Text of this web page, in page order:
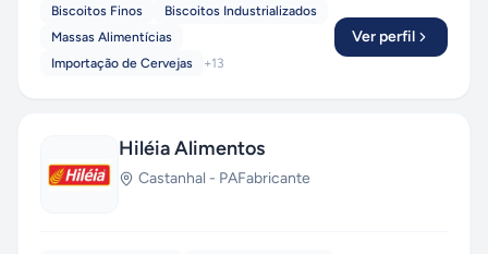
Biscoitos Finos
Biscoitos Industrializados
Massas Alimentícias
Importação de Cervejas
+13
Ver perfil
Hiléia Alimentos
Castanhal - PAFabricante